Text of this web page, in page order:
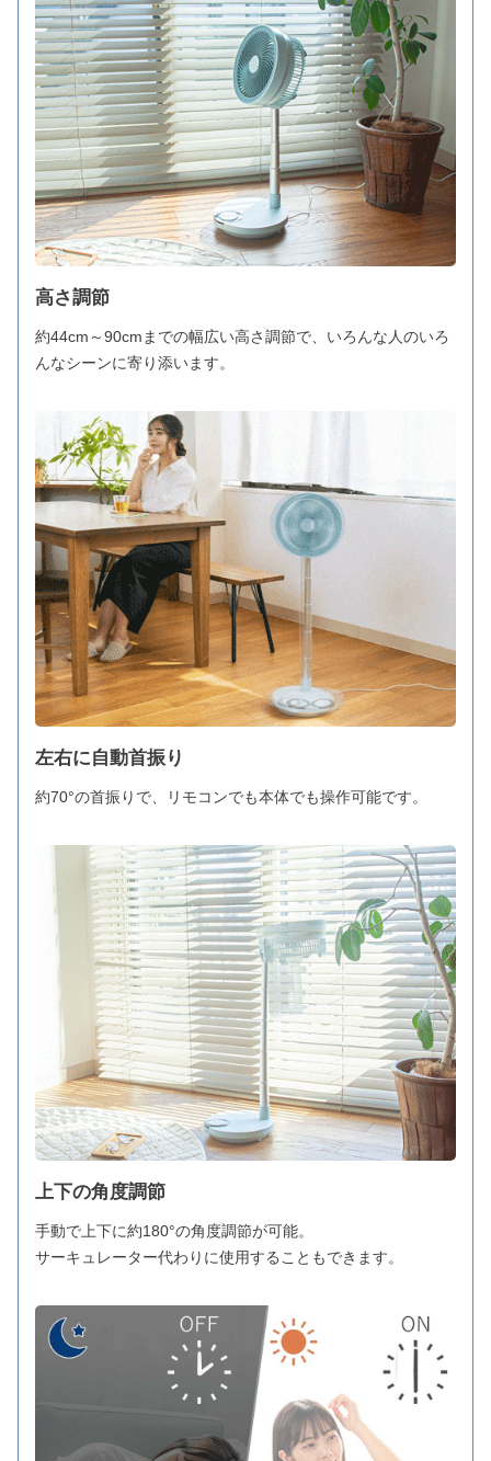
高さ調節
約44cm～90cmまでの幅広い高さ調節で、いろんな人のいろ
んなシーンに寄り添います。
左右に自動首振り
約70°の首振りで、リモコンでも本体でも操作可能です。
上下の角度調節
手動で上下に約180°の角度調節が可能。
サーキュレーター代わりに使用することもできます。